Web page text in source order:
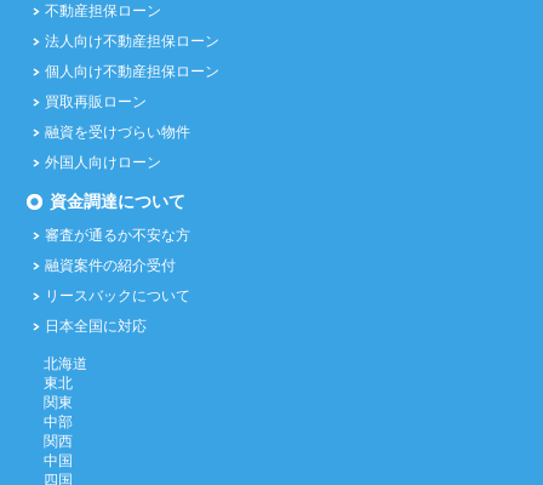
不動産担保ローン
法人向け不動産担保ローン
個人向け不動産担保ローン
買取再販ローン
融資を受けづらい物件
外国人向けローン
資金調達について
審査が通るか不安な方
融資案件の紹介受付
リースバックについて
日本全国に対応
北海道
東北
関東
中部
関西
中国
四国